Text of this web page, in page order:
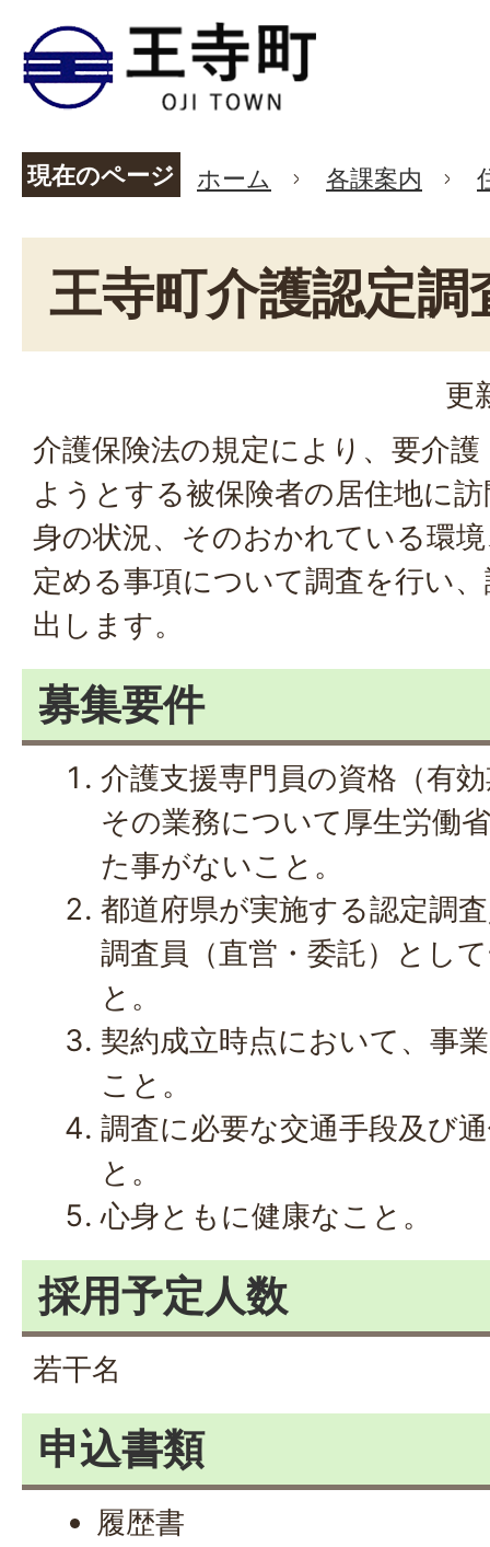
現在のページ ホーム 各課案内
王寺町介護認定調
更
介護保険法の規定により、要介
ようとする被保険者の居住地に
身の状況、そのおかれている環
定める事項について調査を行い
出します。
募集要件
介護支援専門員の資格（有
その業務について厚生労働
た事がないこと。
都道府県が実施する認定調
調査員（直営・委託）とし
と。
契約成立時点において、事
こと。
調査に必要な交通手段及び
と。
心身ともに健康なこと。
採用予定人数
若干名
申込書類
履歴書